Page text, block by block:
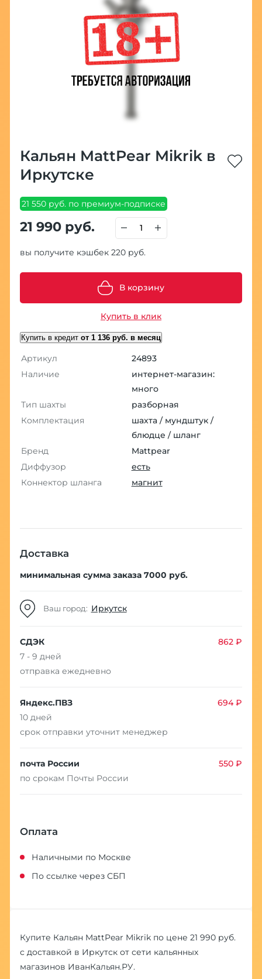
Кальян MattPear Mikrik в
Иркутске
21 550 руб. по премиум-подписке
21 990 руб.
вы получите кэшбек 220 руб.
В корзину
Купить в клик
Купить в кредит от 1 136 руб. в месяц
Артикул
24893
Наличие
интернет-магазин:
много
Тип шахты
разборная
Комплектация
шахта / мундштук /
блюдце / шланг
Бренд
Mattpear
Диффузор
есть
Коннектор шланга
магнит
Доставка
минимальная сумма заказа 7000 руб.
Ваш город: Иркутск
СДЭК
862 ₽
7 - 9 дней
отправка ежедневно
Яндекс.ПВЗ
694 ₽
10 дней
срок отправки уточнит менеджер
почта России
550 ₽
по срокам Почты России
Оплата
Наличными по Москве
По ссылке через СБП
Купите Кальян MattPear Mikrik по цене 21 990 руб.
с доставкой в Иркутск от сети кальянных
магазинов ИванКальян.РУ.